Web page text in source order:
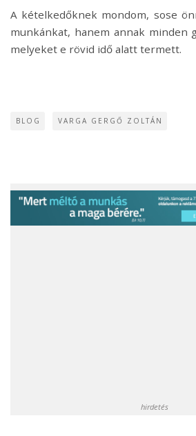
A kételkedőknek mondom, sose
munkánkat, hanem annak minden
melyeket e rövid idő alatt termett.
BLOG VARGA GERGŐ ZOLTÁN
hirdetés